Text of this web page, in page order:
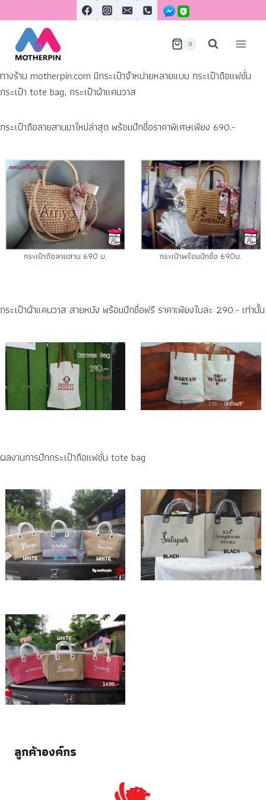
0
ทางร้าน motherpin.com มีกระเป๋าจำหน่ายหลายแบบ กระเป๋าถือแฟชั่น
กระเป๋า tote bag, กระเป๋าผ้าแคนวาส
กระเป๋าถือลายสานมาใหม่ล่าสุด พร้อมปักชื่อราคาพิเศษเพียง 690.-
กระเป๋าถือลายสาน 690 บ. กระเป๋าพร้อมปักชื่อ 690บ.
กระเป๋าผ้าแคนวาส สายหนัง พร้อมปักชื่อฟรี ราคาเพียงใบละ 290.- เท่านั้น
ผลงานการปักกระเป๋าถือแฟชั่น tote bag
ลูกค้าองค์กร